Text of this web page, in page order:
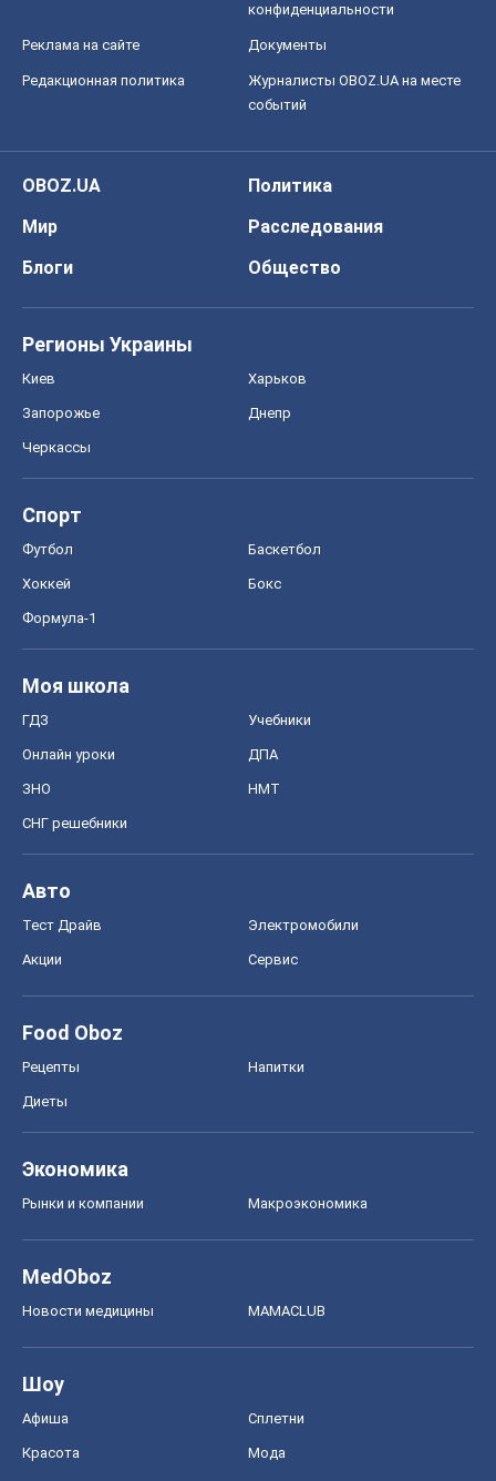
конфиденциальности
Реклама на сайте Документы
Редакционная политика
Журналисты OBOZ.UA на месте
событий
OBOZ.UA
Политика
Мир
Расследования
Блоги
Общество
Регионы Украины
Киев Харьков
Запорожье Днепр
Черкассы
Спорт
Футбол Баскетбол
Хоккей Бокс
Формула-1
Моя школа
ГДЗ Учебники
Онлайн уроки ДПА
ЗНО НМТ
СНГ решебники
Авто
Тест Драйв Электромобили
Акции Сервис
Food Oboz
Рецепты Напитки
Диеты
Экономика
Рынки и компании Mакроэкономика
MedOboz
Новости медицины MAMACLUB
Шоу
Афиша Сплетни
Красота Мода